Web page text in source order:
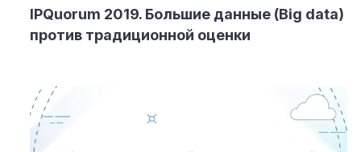
IPQuorum 2019. Большие данные (Big data)
против традиционной оценки